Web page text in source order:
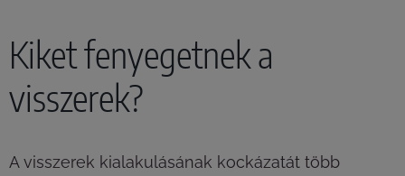
Kiket fenyegetnek a
visszerek?
A visszerek kialakulásának kockázatát több